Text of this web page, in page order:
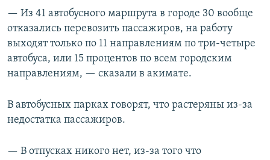
— Из 41 автобусного маршрута в городе 30 вообще
отказались перевозить пассажиров, на работу
выходят только по 11 направлениям по три-четыре
автобуса, или 15 процентов по всем городским
направлениям, — сказали в акимате.
В автобусных парках говорят, что растеряны из-за
недостатка пассажиров.
— В отпусках никого нет, из-за того что